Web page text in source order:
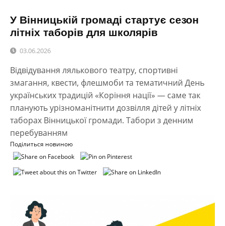
У Вінницькій громаді стартує сезон
літніх таборів для школярів
03.06.2026
Відвідування лялькового театру, спортивні
змагання, квести, флешмоби та тематичний День
українських традицій «Коріння нації» — саме так
планують урізноманітнити дозвілля дітей у літніх
таборах Вінницької громади. Табори з денним
перебуванням
Поділиться новиною